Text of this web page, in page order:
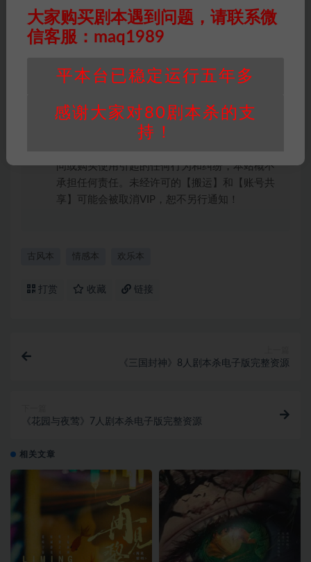
权均属于机关版权或权利人。如有侵权，请发邮
件通知并提供相关证实资料至邮箱
448271243@qq.com，如若情况属实，我们将
积分说明∶剧本杀下载所需积分非剧本杀资源自
站整理资料的时间成本及网站运营所需支出费
问或购买使用引起的任何行为和纠纷，本站概不
承担任何责任。未经许可的【搬运】和【账号共
享】可能会被取消VIP，恕不另行通知！
古风本 情感本 欢乐本
打赏 收藏 链接
《三国封神》8人剧本杀电子版完整资源
《花园与夜莺》7人剧本杀电子版完整资源
相关文章
大家购买剧本遇到问题，请联系微
信客服：maq1989
平本台已稳定运行五年多
感谢大家对80剧本杀的支
持！